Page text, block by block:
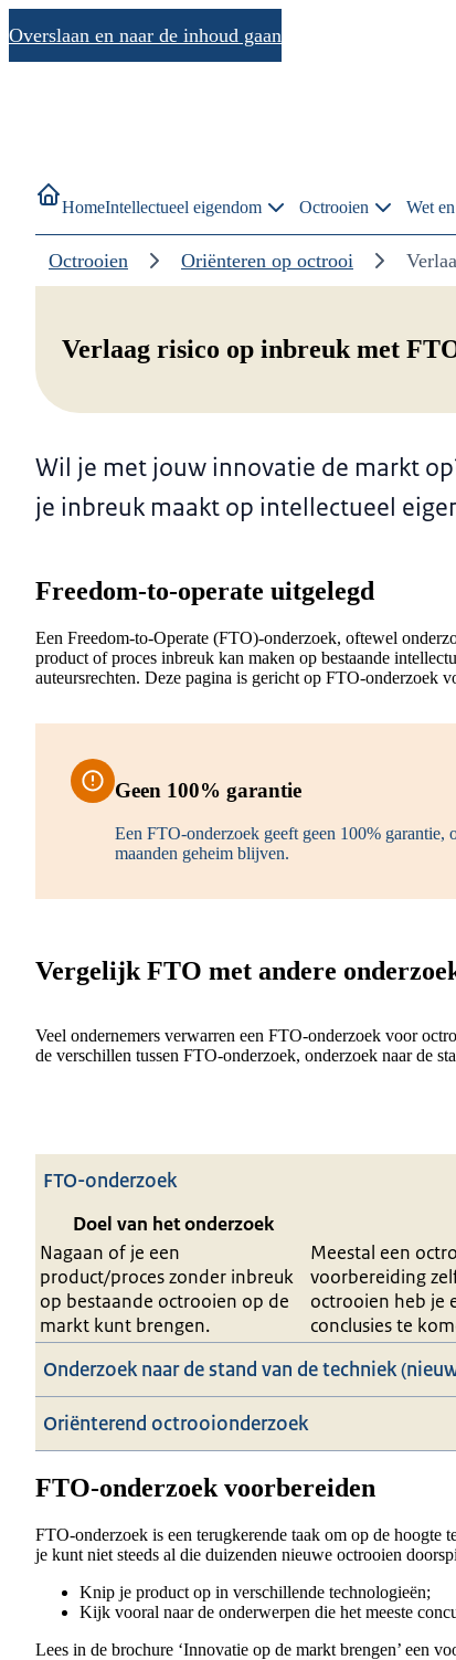
Overslaan en naar de inhoud gaan
HomeIntellectueel eigendom Octrooien Wet
Octrooien Oriënteren op octrooi
Verlaag risico op inbreuk met
Freedom-to-operate uitgelegd
Een Freedom-to-Operate (FTO)-onderzoek, oftewel
product of proces inbreuk kan maken op bestaande
auteursrechten. Deze pagina is gericht op FTO-onderzoek
Geen 100% garantie
Een FTO-onderzoek geeft geen 100% garantie,
maanden geheim blijven.
Vergelijk FTO met andere
Veel ondernemers verwarren een FTO-onderzoek voor
de verschillen tussen FTO-onderzoek, onderzoek naar de
FTO-onderzoek
Doel van het onderzoek
Nagaan of je een
product/proces zonder inbreuk
op bestaande octrooien op de
markt kunt brengen.
Meestal een
voorbereiding
octrooien heb je
conclusies te
Onderzoek naar de stand van de techniek
Oriënterend octrooionderzoek
FTO-onderzoek voorbereiden
FTO-onderzoek is een terugkerende taak om op de
je kunt niet steeds al die duizenden nieuwe octrooien
Knip je product op in verschillende technologieën;
Kijk vooral naar de onderwerpen die het meeste
Lees in de brochure ‘Innovatie op de markt brengen’ een
Wil je met jouw innovatie de markt
je inbreuk maakt op intellectueel